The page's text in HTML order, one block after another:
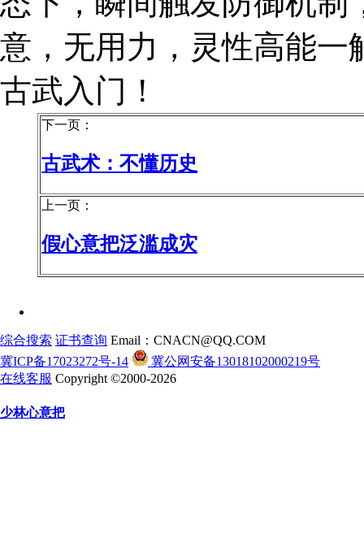
意，无用力，灵性高能一
古武入门！
下一页：
古武术：不懂历史
上一页：
假心意把泛滥成灾
综合搜索 证书查询 Email：CNACN@QQ.COM
冀ICP备17023272号-14
冀公网安备13018102000219号
在线客服 Copyright ©2000-2026
少林心意把